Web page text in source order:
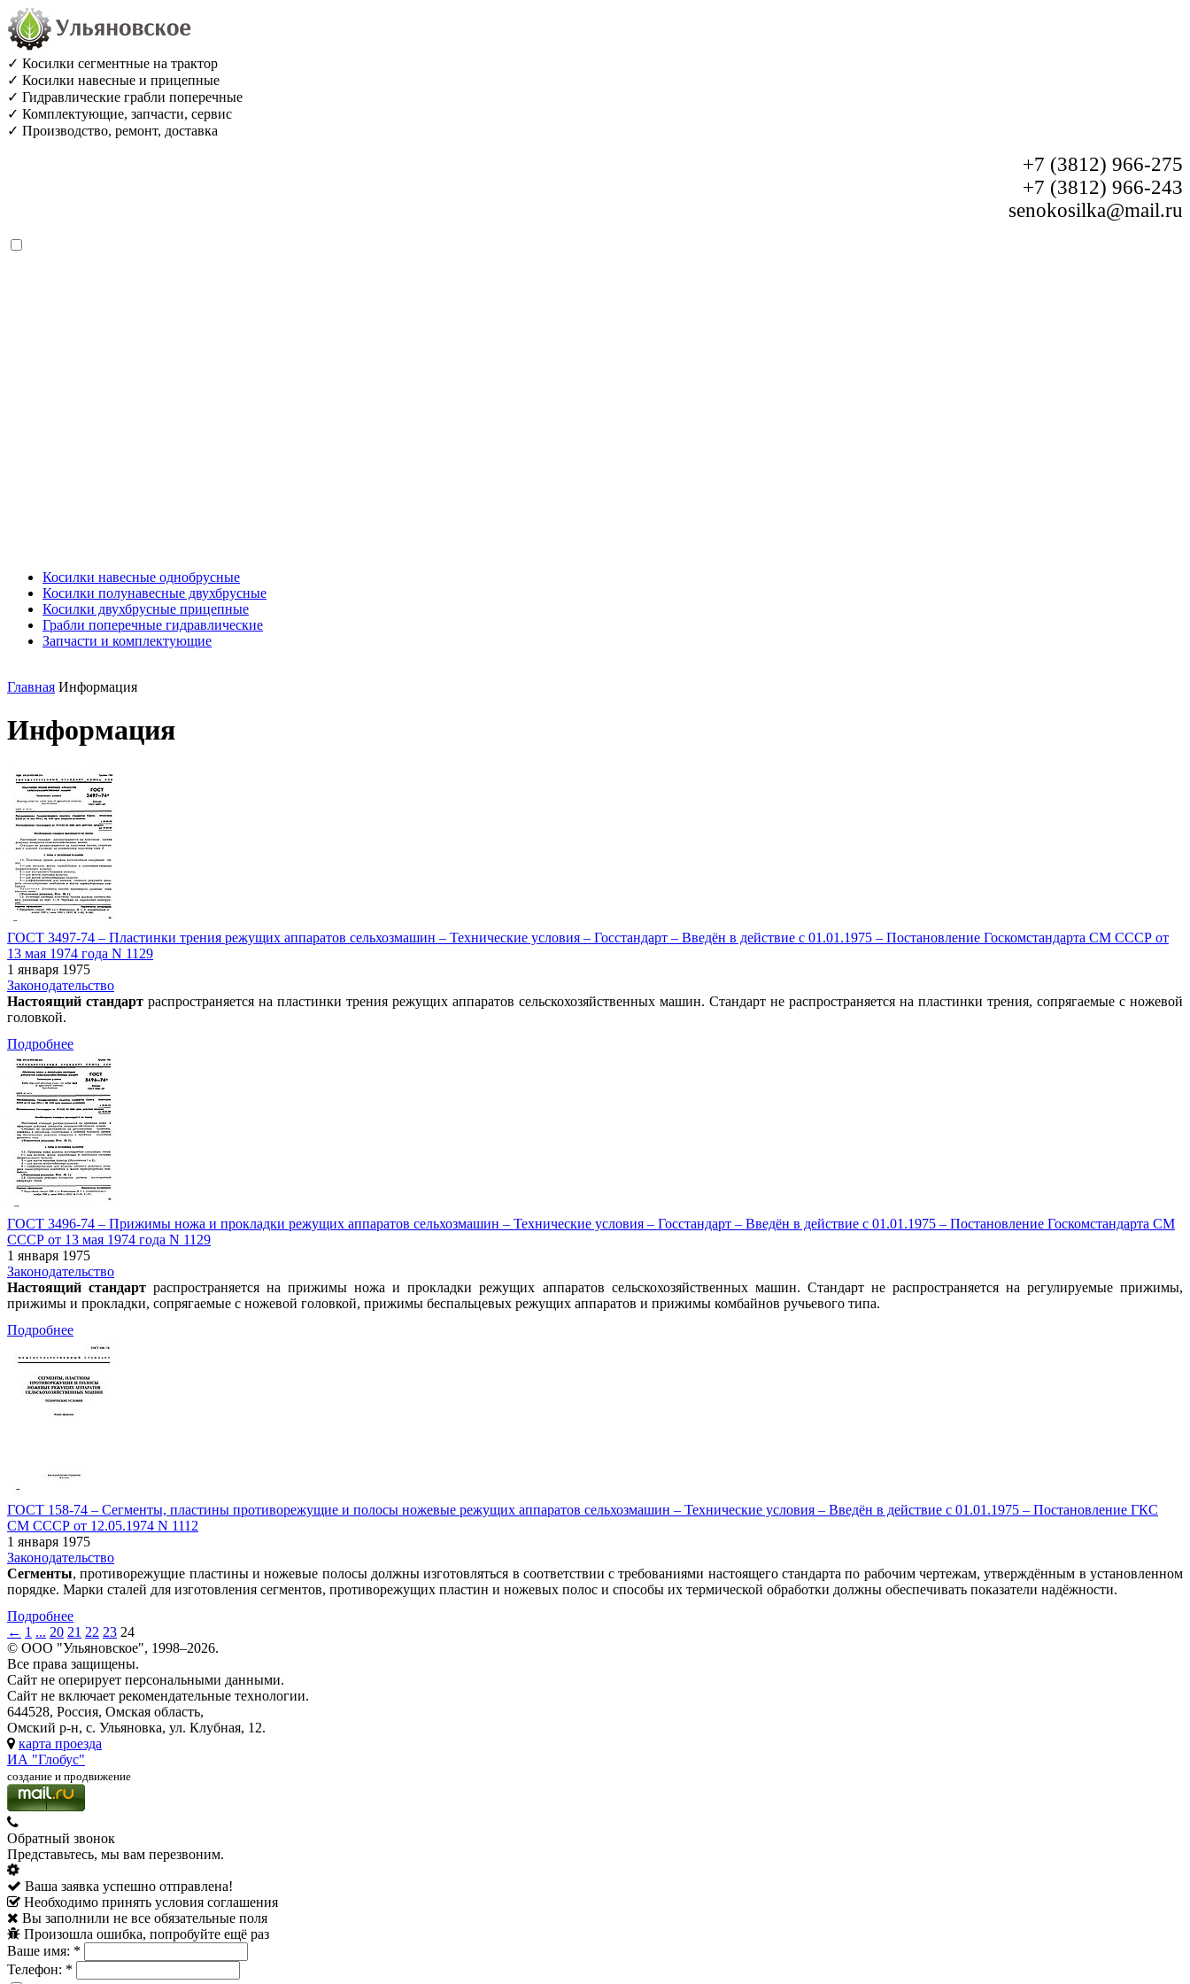
✓ Косилки сегментные на трактор
✓ Косилки навесные и прицепные
✓ Гидравлические грабли поперечные
✓ Комплектующие, запчасти, сервис
✓ Производство, ремонт, доставка
+7 (3812) 966-275
+7 (3812) 966-243
senokosilka@mail.ru
Косилки навесные однобрусные
Косилки полунавесные двухбрусные
Косилки двухбрусные прицепные
Грабли поперечные гидравлические
Запчасти и комплектующие
Главная Информация
Информация
ГОСТ 3497-74 – Пластинки трения режущих аппаратов сельхозмашин – Технические условия – Госстандарт – Введён в действие c 01.01.1975 – Постановление Госкомстандарта СМ СССР от
13 мая 1974 года N 1129
1 января 1975
Законодательство
Настоящий стандарт распространяется на пластинки трения режущих аппаратов сельскохозяйственных машин. Стандарт не распространяется на пластинки трения, сопрягаемые с ножевой
головкой.
Подробнее
ГОСТ 3496-74 – Прижимы ножа и прокладки режущих аппаратов сельхозмашин – Технические условия – Госстандарт – Введён в действие c 01.01.1975 – Постановление Госкомстандарта СМ
СССР от 13 мая 1974 года N 1129
1 января 1975
Законодательство
Настоящий стандарт распространяется на прижимы ножа и прокладки режущих аппаратов сельскохозяйственных машин. Стандарт не распространяется на регулируемые прижимы,
прижимы и прокладки, сопрягаемые с ножевой головкой, прижимы беспальцевых режущих аппаратов и прижимы комбайнов ручьевого типа.
Подробнее
ГОСТ 158-74 – Сегменты, пластины противорежущие и полосы ножевые режущих аппаратов сельхозмашин – Технические условия – Введён в действие c 01.01.1975 – Постановление ГКС
СМ СССР от 12.05.1974 N 1112
1 января 1975
Законодательство
Сегменты, противорежущие пластины и ножевые полосы должны изготовляться в соответствии с требованиями настоящего стандарта по рабочим чертежам, утверждённым в установленном
порядке. Марки сталей для изготовления сегментов, противорежущих пластин и ножевых полос и способы их термической обработки должны обеспечивать показатели надёжности.
Подробнее
← 1 ... 20 21 22 23 24
© ООО "Ульяновское", 1998–2026.
Все права защищены.
Сайт не оперирует персональными данными.
Сайт не включает рекомендательные технологии.
644528, Россия, Омская область,
Омский р-н, с. Ульяновка, ул. Клубная, 12.
карта проезда
ИА "Глобус"
создание и продвижение
Обратный звонок
Представьтесь, мы вам перезвоним.
Ваша заявка успешно отправлена!
Необходимо принять условия соглашения
Вы заполнили не все обязательные поля
Произошла ошибка, попробуйте ещё раз
Ваше имя: *
Телефон: *